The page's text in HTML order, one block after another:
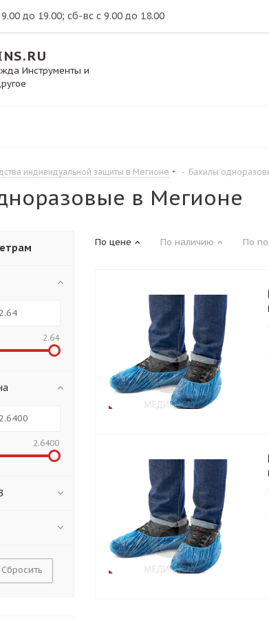
до 19.00; сб-вс с 9.00 до 18.00
Инструменты и
индивидуальной защиты в Мегионе - Бахилы
в Мегионе
По цене По наличию По
2.64
2.6400
Сбросить